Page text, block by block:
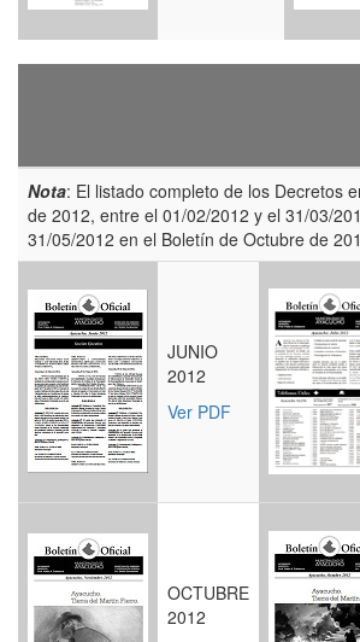
Nota: El listado completo de los Decretos
de 2012, entre el 01/02/2012 y el 31/03/
31/05/2012 en el Boletín de Octubre de
JUNIO
2012
Ver PDF
OCTUBRE
2012